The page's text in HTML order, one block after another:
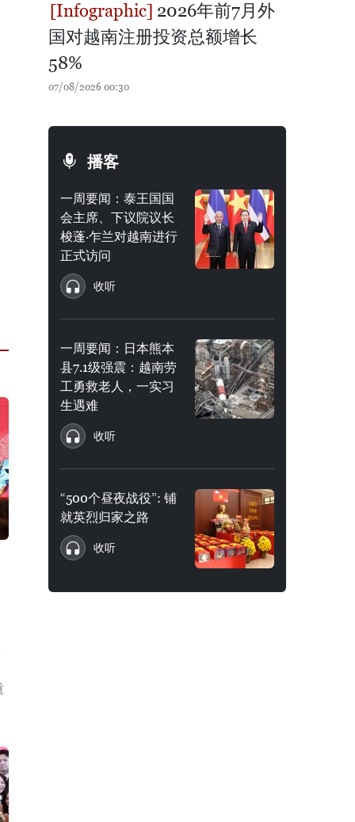
2026年前7月外
国对越南注册投资总额增长
58%
07/08/2026 00:30
播客
一周要闻：泰王国国
会主席、下议院议长
梭蓬·乍兰对越南进行
正式访问
收听
一周要闻：日本熊本
县7.1级强震：越南劳
工勇救老人，一实习
生遇难
收听
“500个昼夜战役”: 铺
就英烈归家之路
收听